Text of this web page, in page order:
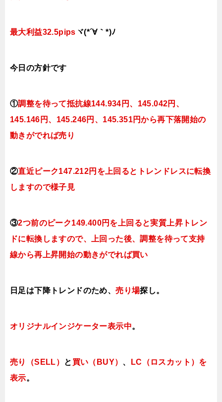
最大利益32.5pips ヾ(*´∀｀*)ﾉ
今日 の方針です
①調整を待って抵抗線144.934 円、145.042円 、
145.146円、145.246円、145.351円から再下落開始の
動きがでれば売り
②直近ピーク147.212円を上回るとトレンドレスに転換
しますので様子見
③2つ前のピーク149.400円を上回ると実質上昇トレン
ドに転換しますので、上回った後、調整を待って支持
線から再上昇開始の動きがでれば買い
日足は下降トレンドのため、売り場探し。
オリジナルインジケーター表示中。
売り（SELL） と 買い（BUY） 、
LC（ロスカット）を
表示。